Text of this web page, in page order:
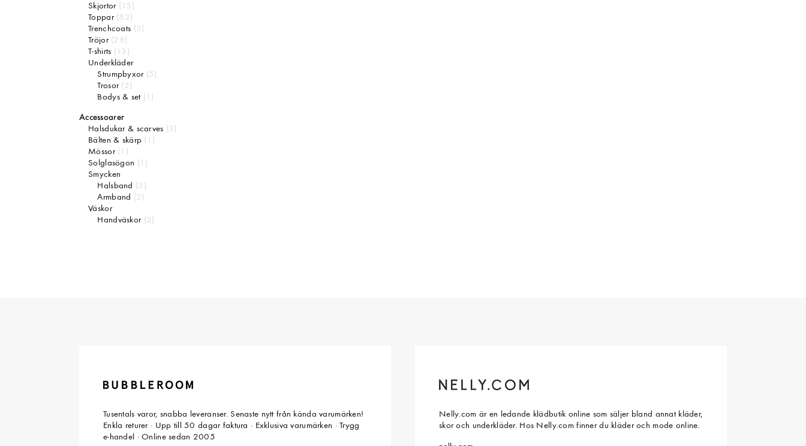
Skjortor
(15)
Toppar
(82)
Trenchcoats
(3)
Tröjor
(28)
T-shirts
(13)
Underkläder
Strumpbyxor
(5)
Trosor
(2)
Bodys & set
(1)
Accessoarer
Halsdukar & scarves
(3)
Bälten & skärp
(1)
Mössor
(1)
Solglasögon
(1)
Smycken
Halsband
(3)
Armband
(2)
Väskor
Handväskor
(2)
Tusentals varor, snabba leveranser. Senaste nytt från kända varumärken!
Enkla returer · Upp till 50 dagar faktura · Exklusiva varumärken · Trygg
e-handel · Online sedan 2005
Nelly.com är en ledande klädbutik online som säljer bland annat kläder,
skor och underkläder. Hos Nelly.com finner du kläder och mode online.